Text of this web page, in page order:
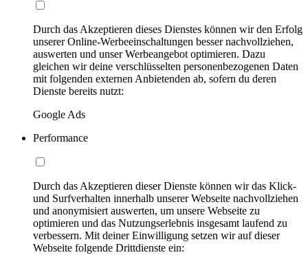
Durch das Akzeptieren dieses Dienstes können wir den Erfolg
unserer Online-Werbeeinschaltungen besser nachvollziehen,
auswerten und unser Werbeangebot optimieren. Dazu
gleichen wir deine verschlüsselten personenbezogenen Daten
mit folgenden externen Anbietenden ab, sofern du deren
Dienste bereits nutzt:
Google Ads
Performance
Durch das Akzeptieren dieser Dienste können wir das Klick-
und Surfverhalten innerhalb unserer Webseite nachvollziehen
und anonymisiert auswerten, um unsere Webseite zu
optimieren und das Nutzungserlebnis insgesamt laufend zu
verbessern. Mit deiner Einwilligung setzen wir auf dieser
Webseite folgende Drittdienste ein: